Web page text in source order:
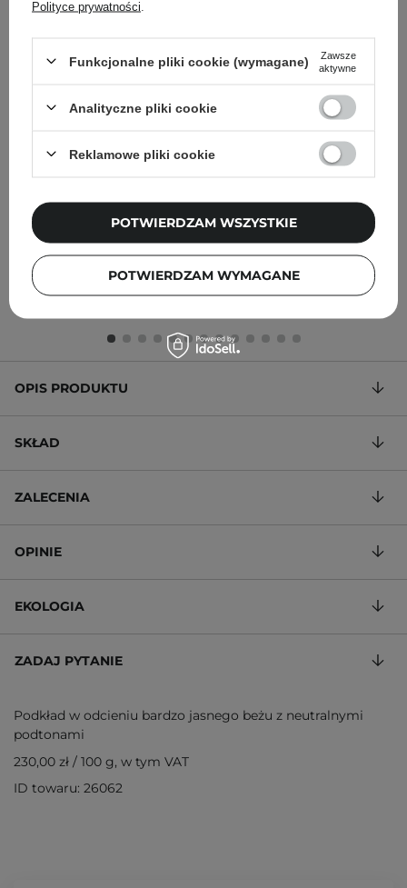
Morning Gel Cleanser -
Łagodny Żel do Mycia
34,00 zł
Tone Balancing Essence -
Sfermentowanych
58,00 zł
OPIS PRODUKTU
SKŁAD
ZALECENIA
OPINIE
EKOLOGIA
ZADAJ PYTANIE
Podkład w odcieniu bardzo jasnego beżu z neutralnymi
podtonami
230,00 zł / 100 g, w tym VAT
ID towaru: 26062
Polityce prywatności
Funkcjonalne pliki cookie (wymagane)
Zawsze
aktywne
Analityczne pliki cookie
Reklamowe pliki cookie
POTWIERDZAM WYMAGANE
POTWIERDZAM WSZYSTKIE